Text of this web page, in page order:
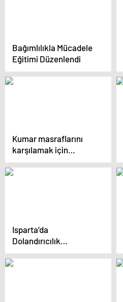
Bağımlılıkla Mücadele
Eğitimi Düzenlendi
Kumar masraflarını
karşılamak için
bebeğini Facebook
üzerinden sattı
Isparta’da
Dolandırıcılık
Operasyonu